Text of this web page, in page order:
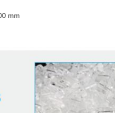
mm